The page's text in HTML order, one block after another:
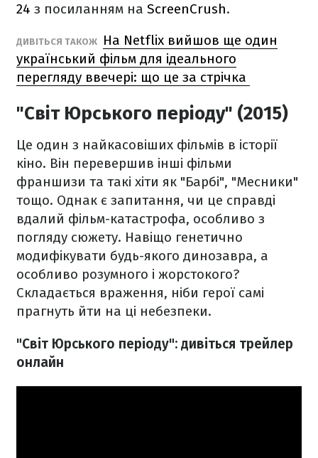
24 з посиланням на ScreenCrush.
ДИВІТЬСЯ ТАКОЖ
На Netflix вийшов ще один
український фільм для ідеального
перегляду ввечері: що це за стрічка
"Світ Юрського періоду" (2015)
Це один з найкасовіших фільмів в історії
кіно. Він перевершив інші фільми
франшизи та такі хіти як "Барбі", "Месники"
тощо. Однак є запитання, чи це справді
вдалий фільм-катастрофа, особливо з
погляду сюжету. Навіщо генетично
модифікувати будь-якого динозавра, а
особливо розумного і жорстокого?
Складається враження, ніби герої самі
прагнуть йти на ці небезпеки.
"Світ Юрського періоду": дивіться трейлер
онлайн